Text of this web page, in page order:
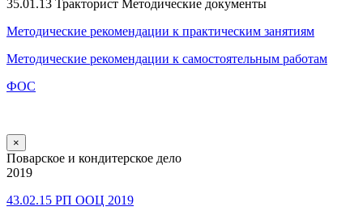
35.01.13 Тракторист Методические документы
Методические рекомендации к практическим занятиям
Методические рекомендации к самостоятельным работам
ФОС
×
Поварское и кондитерское дело
2019
43.02.15 РП ООЦ 2019